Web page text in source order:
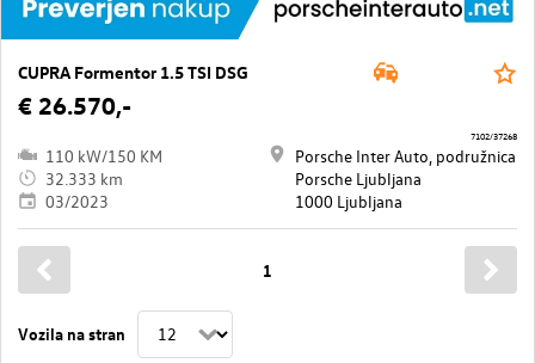
CUPRA Formentor 1.5 TSI DSG
€ 26.570,-
110 kW/150 KM
32.333 km
03/2023
Porsche Inter Auto, podružnica
Porsche Ljubljana
1000 Ljubljana
7102/37268
Vozila na stran
1